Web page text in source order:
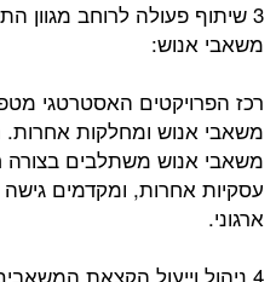
3 שיתוף פעולה לרוחב מגוון
משאבי אנוש:
רכז הפרויקטים האסטרטגי
משאבי אנוש ומחלקות אחרות.
משאבי אנוש משתלבים בצורה
עסקיות אחרות, ומקדמים גישה
ארגוני.
4 ניהול וייעול הקצאת המשאבים: